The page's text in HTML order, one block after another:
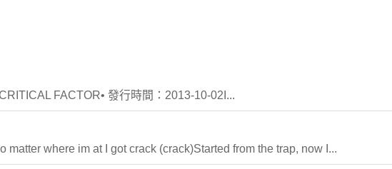
FACTOR• 發行時間：2013-10-02I...
where im at I got crack (crack)Started from the trap, now I...